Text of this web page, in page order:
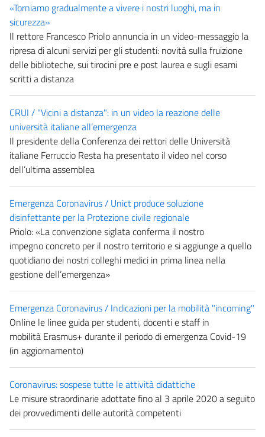
«Torniamo gradualmente a vivere i nostri luoghi, ma in
sicurezza»
Il rettore Francesco Priolo annuncia in un video-messaggio la
ripresa di alcuni servizi per gli studenti: novità sulla fruizione
delle biblioteche, sui tirocini pre e post laurea e sugli esami
scritti a distanza
CRUI / "Vicini a distanza": in un video la reazione delle
università italiane all’emergenza
Il presidente della Conferenza dei rettori delle Università
italiane Ferruccio Resta ha presentato il video nel corso
dell’ultima assemblea
Emergenza Coronavirus / Unict produce soluzione
disinfettante per la Protezione civile regionale
Priolo: «La convenzione siglata conferma il nostro
impegno concreto per il nostro territorio e si aggiunge a quello
quotidiano dei nostri colleghi medici in prima linea nella
gestione dell’emergenza»
Emergenza Coronavirus / Indicazioni per la mobilità "incoming"
Online le linee guida per studenti, docenti e staff in
mobilità Erasmus+ durante il periodo di emergenza Covid-19
(in aggiornamento)
Coronavirus: sospese tutte le attività didattiche
Le misure straordinarie adottate fino al 3 aprile 2020 a seguito
dei provvedimenti delle autorità competenti